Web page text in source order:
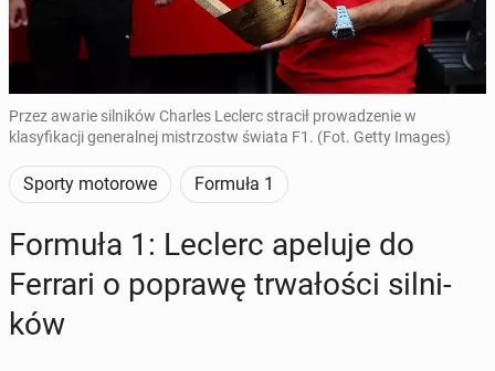
Przez awarie silników Charles Leclerc stracił prowadzenie w
klasyfikacji generalnej mistrzostw świata F1. (Fot. Getty Images)
Sporty motorowe Formuła 1
Formuła 1: Leclerc apeluje do
Ferrari o poprawę trwa­ło­ści sil­ni­
ków